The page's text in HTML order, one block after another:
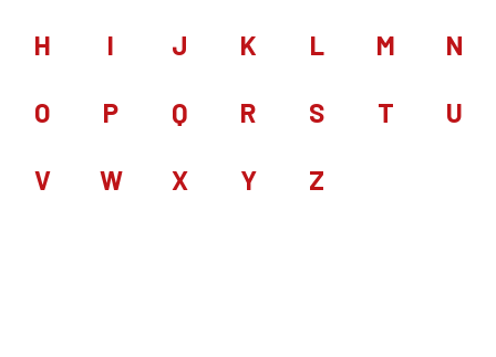
H I J K L M N
O P Q R S T U
V W X Y Z